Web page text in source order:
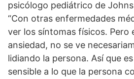
psicólogo pediátrico de
“Con otras enfermedades
ver los síntomas físicos. Pero
ansiedad, no se ve
lidiando la persona. Así que
sensible a lo que la persona